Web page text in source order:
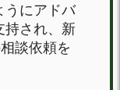
うにアドバ
持され、新
談依頼を